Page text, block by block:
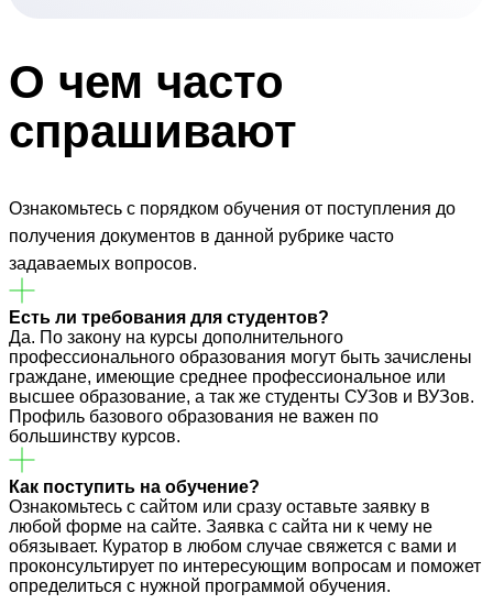
О чем часто
спрашивают
Ознакомьтесь с порядком обучения от поступления до
получения документов в данной рубрике часто
задаваемых вопросов.
Есть ли требования для студентов?
Да. По закону на курсы дополнительного
профессионального образования могут быть зачислены
граждане, имеющие среднее профессиональное или
высшее образование, а так же студенты СУЗов и ВУЗов.
Профиль базового образования не важен по
большинству курсов.
Как поступить на обучение?
Ознакомьтесь с сайтом или сразу оставьте заявку в
любой форме на сайте. Заявка с сайта ни к чему не
обязывает. Куратор в любом случае свяжется с вами и
проконсультирует по интересующим вопросам и поможет
определиться с нужной программой обучения.